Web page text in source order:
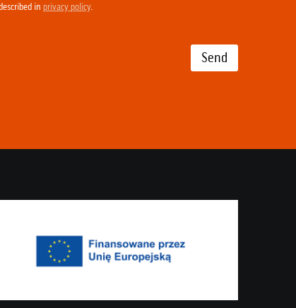
inprivacy policy.
Send